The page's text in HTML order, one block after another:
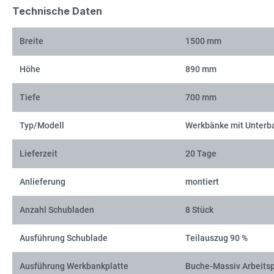
Technische Daten
Breite 1500 mm
Höhe 890 mm
Tiefe 700 mm
Typ/Modell Werkbänke mit
Lieferzeit 20 Tage
Anlieferung montiert
Anzahl Schubladen 8 Stück
Ausführung Schublade Teilauszug 90 %
Ausführung Werkbankplatte Buche-Massiv